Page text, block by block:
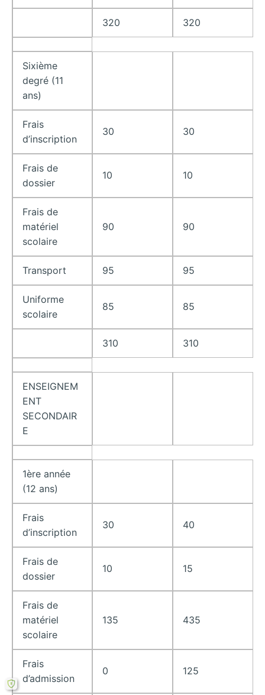
320 320
Sixième
degré (11
ans)
Frais
d’inscription
30 30
Frais de
dossier
10 10
Frais de
matériel
scolaire
90 90
Transport 95 95
Uniforme
scolaire
85 85
310 310
ENSEIGNEM
ENT
SECONDAIR
E
1ère année
(12 ans)
Frais
d’inscription
30 40
Frais de
dossier
10 15
Frais de
matériel
scolaire
135 435
Frais
d’admission
0 125